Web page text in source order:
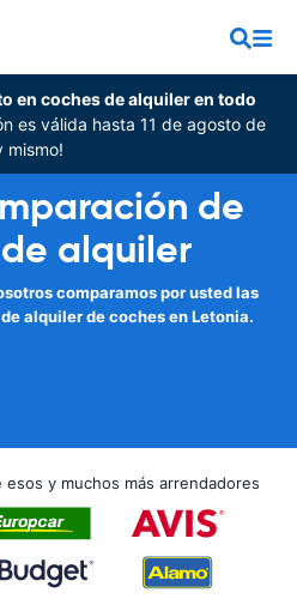
en coches de alquiler en todo
es válida hasta 11 de agosto de
mismo!
de
alquiler
comparamos por usted las
alquiler de coches en Letonia.
y muchos más arrendadores